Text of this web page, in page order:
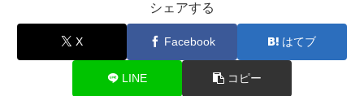
シェアする
X Facebook はてブ
LINE コピー